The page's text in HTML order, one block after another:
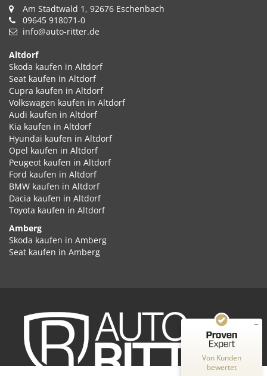
Am Stadtwald 1, 92676 Eschenbach
09645 918071-0
info@auto-ritter.de
Altdorf
Skoda kaufen in Altdorf
Seat kaufen in Altdorf
Cupra kaufen in Altdorf
Volkswagen kaufen in Altdorf
Audi kaufen in Altdorf
Kia kaufen in Altdorf
Hyundai kaufen in Altdorf
Opel kaufen in Altdorf
Peugeot kaufen in Altdorf
Ford kaufen in Altdorf
BMW kaufen in Altdorf
Dacia kaufen in Altdorf
Toyota kaufen in Altdorf
Amberg
Skoda kaufen in Amberg
Seat kaufen in Amberg
Hyundai kaufen in Amberg
Opel kaufen in Amberg
Peugeot kaufen in Amberg
Ford kaufen in Amberg
BMW kaufen in Amberg
Von Kunden
bewertet
2
Bewertungen auf
ProvenExpert.com
Bewertungen von
2 anderen Quellen